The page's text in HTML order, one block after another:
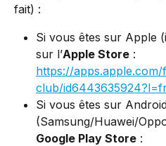
fait) :
Si vous êtes sur Apple
sur l’Apple Store :
https://
club/
Si vous êtes sur
(Samsung/Huawei/
Google Play Store :